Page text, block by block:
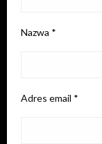
Nazwa *
Adres email *